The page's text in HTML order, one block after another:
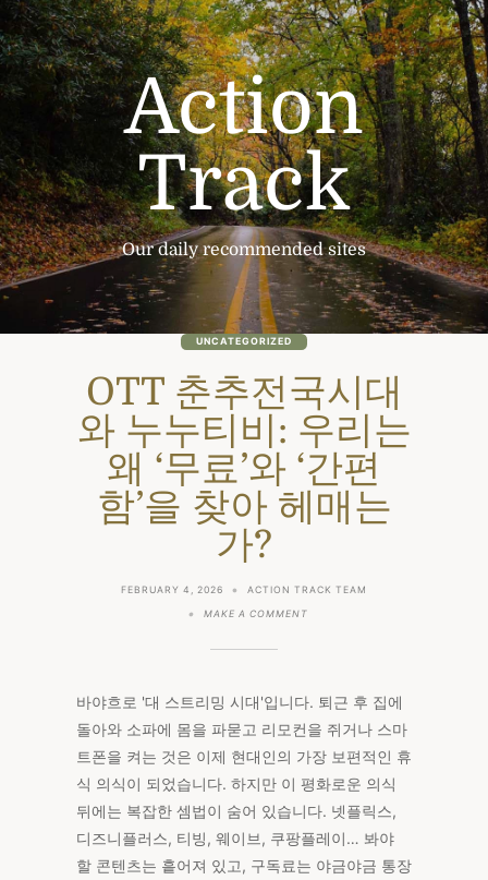
Skip
to
content
Action
Track
Our daily recommended sites
UNCATEGORIZED
OTT 춘추전국시대
와 누누티비: 우리는
왜 ‘무료’와 ‘간편
함’을 찾아 헤매는
가?
FEBRUARY 4, 2026 ACTION TRACK TEAM
MAKE A COMMENT
시
대
와
누
티
비:
리
왜
바야흐로 '대 스트리밍 시대'입니다. 퇴근 후 집에
돌아와 소파에 몸을 파묻고 리모컨을 쥐거나 스마
트폰을 켜는 것은 이제 현대인의 가장 보편적인 휴
식 의식이 되었습니다. 하지만 이 평화로운 의식
뒤에는 복잡한 셈법이 숨어 있습니다. 넷플릭스,
디즈니플러스, 티빙, 웨이브, 쿠팡플레이… 봐야
할 콘텐츠는 흩어져 있고, 구독료는 야금야금 통장